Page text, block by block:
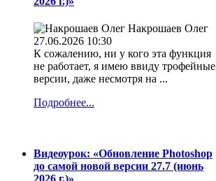
Накрошаев Олег
27.06.2026 10:30
К сожалению, ни у кого эта функция
не работает, я имею ввиду трофейные
версии, даже несмотря на ...
Подробнее...
Видеоурок: «Обновление Photoshop
до самой новой версии 27.7 (июнь